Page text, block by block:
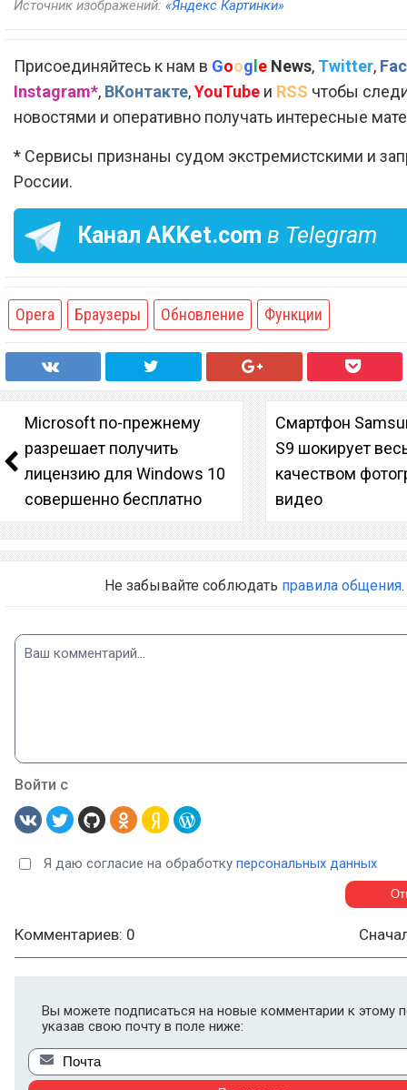
Источник изображений: «Яндекс Картинки»
Присоединяйтесь к нам в Goog e News, Twitter,
Instagram*, ВКонтакте,YouTube и RSS чтобы
новостями и оперативно получать интересные
* Сервисы признаны судом экстремистскими и
России.
Канал AKKet.com в Telegram
Opera Браузеры Обновление Функции
Microsoft по-прежнему
разрешает получить
лицензию для Windows 10
совершенно бесплатно
Смартфон
S9 шокирует
качеством
видео
Не забывайте соблюдать правила общения.
Войти с
Я даю согласие на обработку персональных данных
Комментариев: 0
Вы можете подписаться на новые комментарии к этому
указав свою почту в поле ниже: